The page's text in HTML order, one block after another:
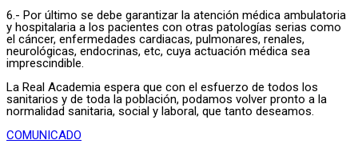
6.- Por último se debe garantizar la atención médica ambulatoria
y hospitalaria a los pacientes con otras patologías serias como
el cáncer, enfermedades cardiacas, pulmonares, renales,
neurológicas, endocrinas, etc, cuya actuación médica sea
imprescindible.
La Real Academia espera que con el esfuerzo de todos los
sanitarios y de toda la población, podamos volver pronto a la
normalidad sanitaria, social y laboral, que tanto deseamos.
COMUNICADO